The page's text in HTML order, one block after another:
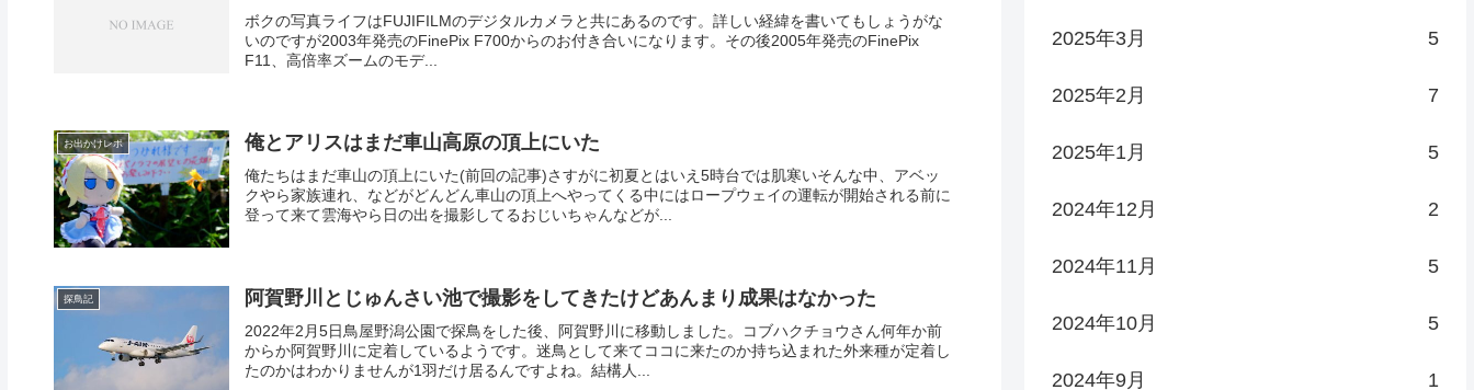
ボクの写真ライフはFUJIFILMのデジタルカメラと共にあるのです。詳しい経緯を書いてもしょうがな
いのですが2003年発売のFinePix F700からのお付き合いになります。その後2005年発売のFinePix
F11、高倍率ズームのモデ...
お出かけレポ 俺とアリスはまだ車山高原の頂上にいた
俺たちはまだ車山の頂上にいた(前回の記事)さすがに初夏とはいえ5時台では肌寒いそんな中、アベッ
クやら家族連れ、などがどんどん車山の頂上へやってくる中にはロープウェイの運転が開始される前に
登って来て雲海やら日の出を撮影してるおじいちゃんなどが...
探鳥記 阿賀野川とじゅんさい池で撮影をしてきたけどあんまり成果はなかった
2022年2月5日鳥屋野潟公園で探鳥をした後、阿賀野川に移動しました。コブハクチョウさん何年か前
からか阿賀野川に定着しているようです。迷鳥として来てココに来たのか持ち込まれた外来種が定着し
たのかはわかりませんが1羽だけ居るんですよね。結構人...
2025年3月 5
2025年2月 7
2025年1月 5
2024年12月 2
2024年11月 5
2024年10月 5
2024年9月 1